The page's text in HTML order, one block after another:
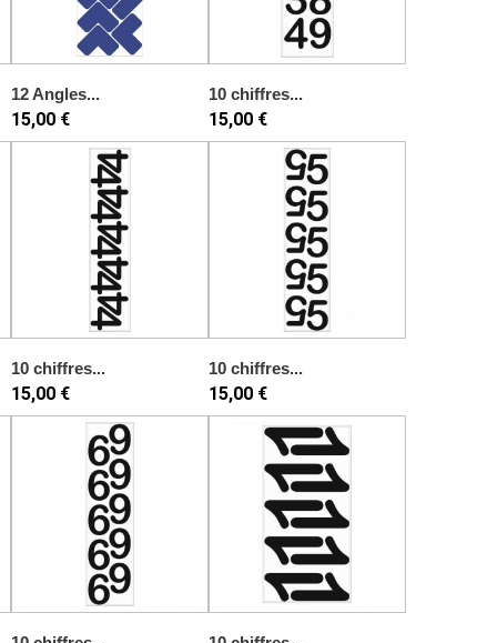
12 Angles...
15,00 €
10 chiffres...
15,00 €
10 chiffres...
15,00 €
10 chiffres...
15,00 €